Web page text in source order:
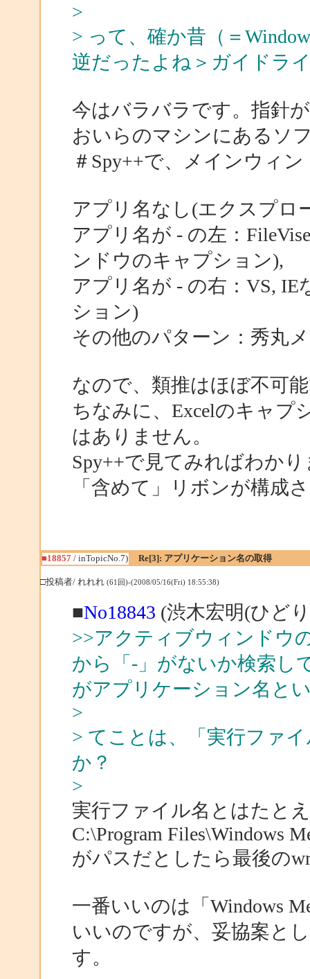
>
> って、確か昔（＝
逆だったよね＞ガイドラ
今はバラバラです。指針
おいらのマシンにあるソ
＃Spy++で、メインウィ
アプリ名なし(エクスプロ
アプリ名が - の左：
ンドウのキャプション),
アプリ名が - の右：VS, IE
ション)
その他のパターン：秀丸
なので、類推はほぼ不可
ちなみに、Excelのキャプ
はありません。
Spy++で見てみればわか
「含めて」リボンが構成
■18857 / inTopicNo.7) Re[3]: アプリケーション名の取得
□投稿者/ れれれ(61回)-(2008/05/16(Fri) 18:55:38)
■No18843 (渋木宏明(ひど
>>アクティブウィンドウ
から「-」がないか検索し
がアプリケーション名と
>
> てことは、「実行ファ
か？
>
実行ファイル名とはたと
C:\Program Files\Windows
がパスだとしたら最後の
一番いいのは「Windows
いいのですが、妥協案と
す。